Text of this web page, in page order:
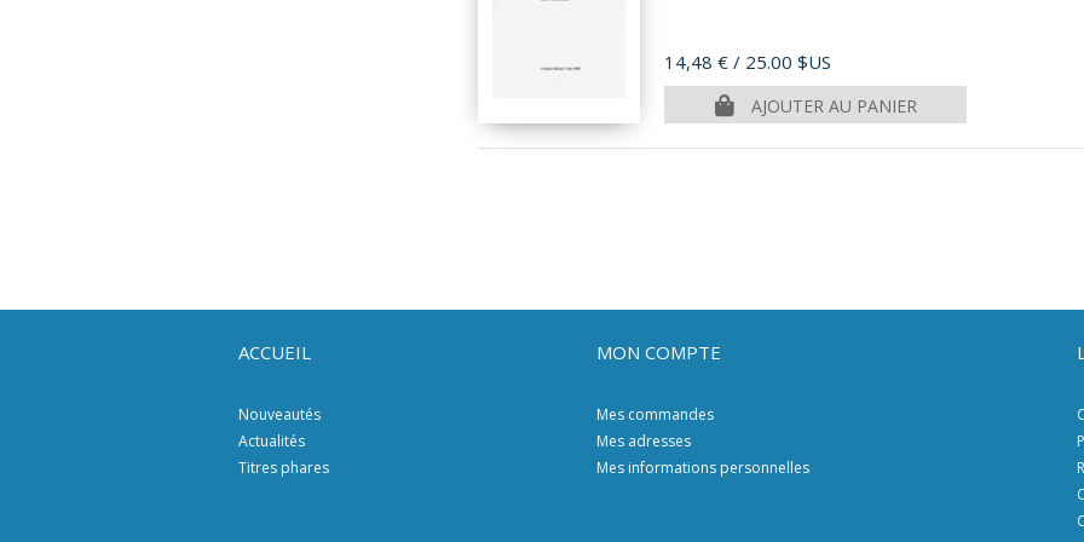
Prix
14,48 € / 25.00 $US
AJOUTER AU PANIER
ACCUEIL
Nouveautés
Actualités
Titres phares
MON COMPTE
Mes commandes
Mes adresses
Mes informations personnelles